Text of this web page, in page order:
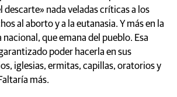
descarte» nada veladas críticas a los
al aborto y a la eutanasia. Y más en la
nacional, que emana del pueblo. Esa
poder hacerla en sus
iglesias, ermitas, capillas, oratorios y
más.